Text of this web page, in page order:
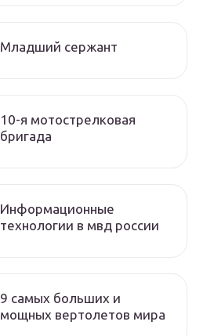
Младший сержант
10-я мотострелковая
бригада
Информационные
технологии в мвд россии
9 самых больших и
мощных вертолетов мира